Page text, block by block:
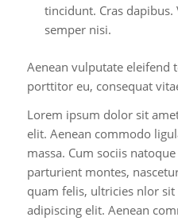
tincidunt. Cras
semper nisi.
Aenean vulputate eleifend
porttitor eu, consequat
Lorem ipsum dolor sit
elit. Aenean commodo
massa. Cum sociis
parturient montes,
quam felis, ultricies nlor
adipiscing elit. Aenean